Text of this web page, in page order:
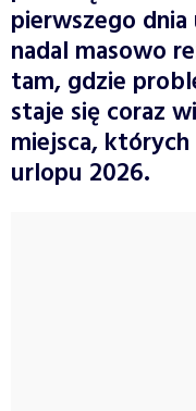
pierwszego
nadal masowo
tam, gdzie
staje się coraz
miejsca,
urlopu 2026.